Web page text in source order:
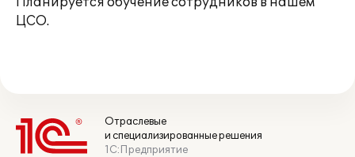
ЦСО.
Отраслевые
и специализированные решения
1С:Предприятие